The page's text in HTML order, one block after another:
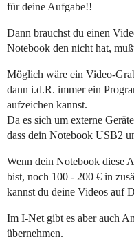
für deine Aufgabe!!
Dann brauchst du einen
Notebook den nicht hat,
Möglich wäre ein Video-
dann i.d.R. immer ein
aufzeichen kannst.
Da es sich um externe
dass dein Notebook USB2
Wenn dein Notebook diese
bist, noch 100 - 200 € in
kannst du deine Videos auf
Im I-Net gibt es aber auch
übernehmen.